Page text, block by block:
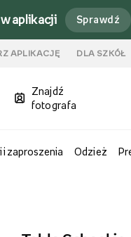
aplikacji Sprawdź
APLIKACJĘ DLA SZKÓŁ
Znajdź
fotografa
i zaproszenia Odzież